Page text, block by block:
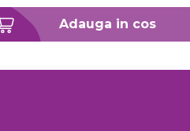
Adauga in cos